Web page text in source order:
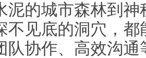
泥的城市森林到
不见底的洞穴，
队协作、高效沟